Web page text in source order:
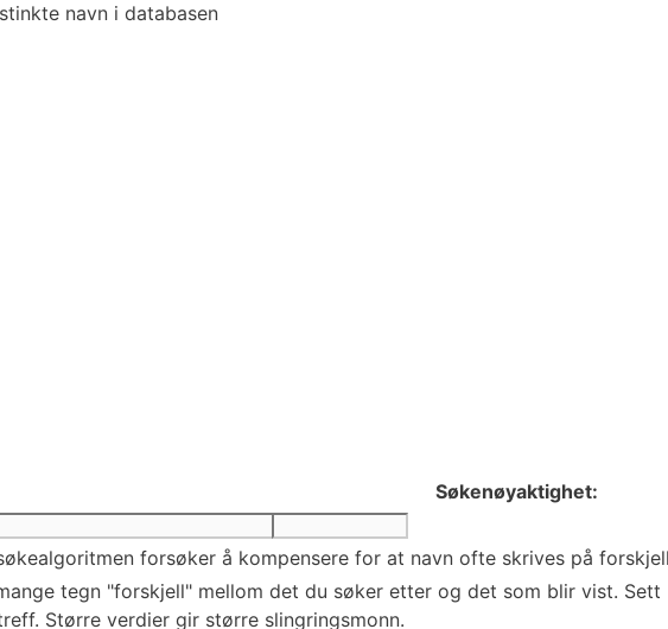
navn i databasen
Søkenøyaktighet:
forsøker å kompensere for at navn ofte skrives på
tegn "forskjell" mellom det du søker etter og det som blir vist. Sett
Større verdier gir større slingringsmonn.